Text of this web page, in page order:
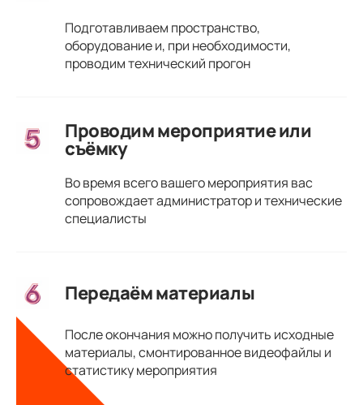
Подготавливаем пространство,
оборудование и, при необходимости,
проводим технический прогон
Проводим мероприятие или
съёмку
Во время всего вашего мероприятия вас
сопровождает администратор и технические
специалисты
Передаём материалы
После окончания можно получить исходные
материалы, смонтированное видеофайлы и
статистику мероприятия